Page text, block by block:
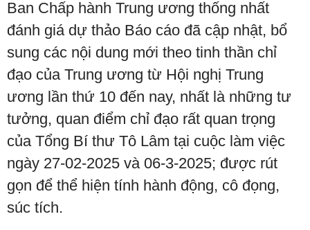
Ban Chấp hành Trung ương thống nhất
đánh giá dự thảo Báo cáo đã cập nhật, bổ
sung các nội dung mới theo tinh thần chỉ
đạo của Trung ương từ Hội nghị Trung
ương lần thứ 10 đến nay, nhất là những tư
tưởng, quan điểm chỉ đạo rất quan trọng
của Tổng Bí thư Tô Lâm tại cuộc làm việc
ngày 27-02-2025 và 06-3-2025; được rút
gọn để thể hiện tính hành động, cô đọng,
súc tích.